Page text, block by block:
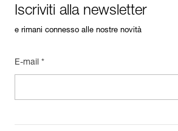
Iscriviti alla newsletter
e rimani connesso alle nostre novità
E-mail *